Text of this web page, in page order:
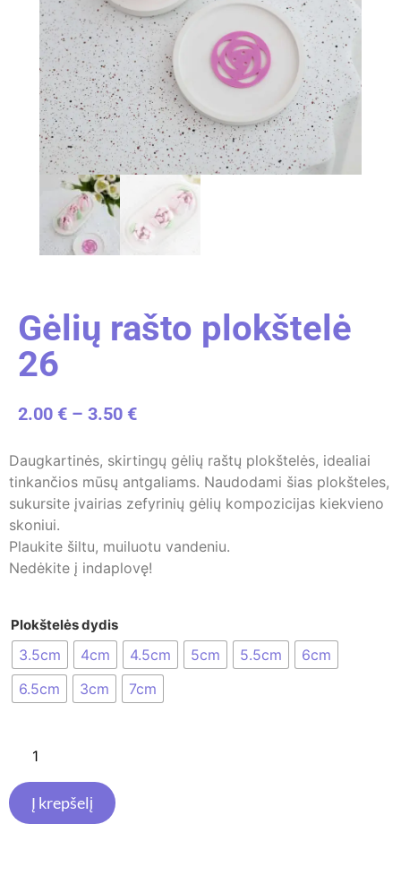
Gėlių rašto plokštelė
26
2.00 € – 3.50 €
Daugkartinės, skirtingų gėlių raštų plokštelės, idealiai
tinkančios mūsų antgaliams. Naudodami šias plokšteles,
sukursite įvairias zefyrinių gėlių kompozicijas kiekvieno
skoniui.
Plaukite šiltu, muiluotu vandeniu.
Nedėkite į indaplovę!
Plokštelės dydis
3.5cm 4cm 4.5cm 5cm 5.5cm
6cm
6.5cm
3cm 7cm
Į krepšelį